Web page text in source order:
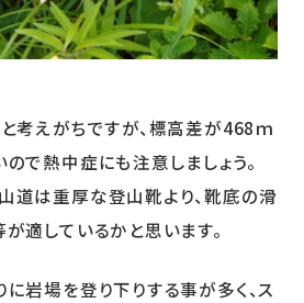
考えがちですが、標高差が468ｍ
で熱中症にも注意しましょう。
道は重厚な登山靴より、靴底の滑
適しているかと思います。
岩場を登り下りする事が多く、ス